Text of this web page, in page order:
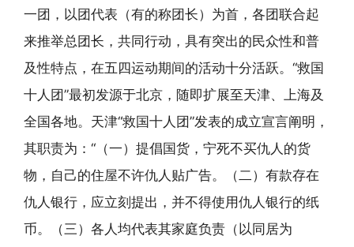
一团，以团代表（有的称团长）为首，各团联合起
来推举总团长，共同行动，具有突出的民众性和普
及性特点，在五四运动期间的活动十分活跃。“救国
十人团”最初发源于北京，随即扩展至天津、上海及
全国各地。天津“救国十人团”发表的成立宣言阐明，
其职责为：“（一）提倡国货，宁死不买仇人的货
物，自己的住屋不许仇人贴广告。（二）有款存在
仇人银行，应立刻提出，并不得使用仇人银行的纸
币。（三）各人均代表其家庭负责（以同居为